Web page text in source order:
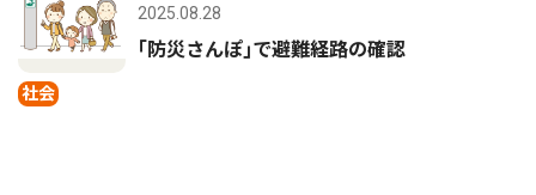
社会
2025.08.28
｢防災さんぽ｣で避難経路の確認